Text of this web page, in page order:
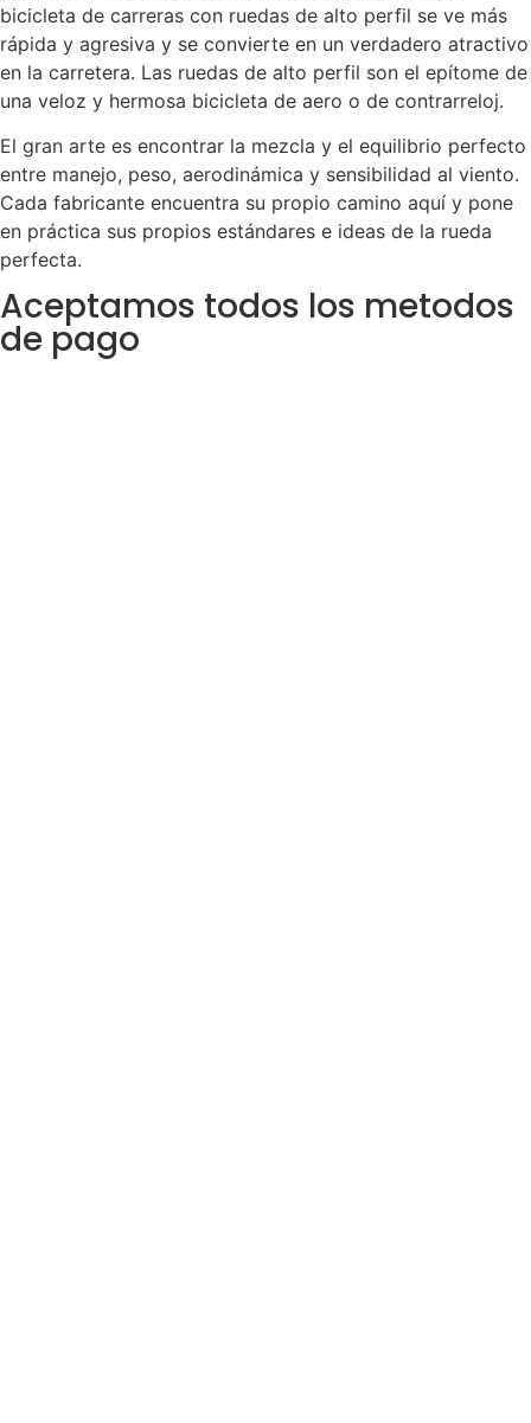
bicicleta de carreras con ruedas de alto perfil se ve más
rápida y agresiva y se convierte en un verdadero atractivo
en la carretera. Las ruedas de alto perfil son el epítome de
una veloz y hermosa bicicleta de aero o de contrarreloj.
El gran arte es encontrar la mezcla y el equilibrio perfecto
entre manejo, peso, aerodinámica y sensibilidad al viento.
Cada fabricante encuentra su propio camino aquí y pone
en práctica sus propios estándares e ideas de la rueda
perfecta.
Aceptamos todos los metodos
de pago